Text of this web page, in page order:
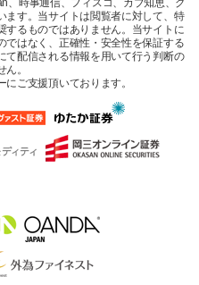
、時事通信、フィスコ、カブ知恵、グ
ます。当サイトは閲覧者に対して、特
するものではありません。当サイトに
ではなく、正確性・安全性を保証する
て配信される情報を用いて行う判断の
。
ご支援頂いております。